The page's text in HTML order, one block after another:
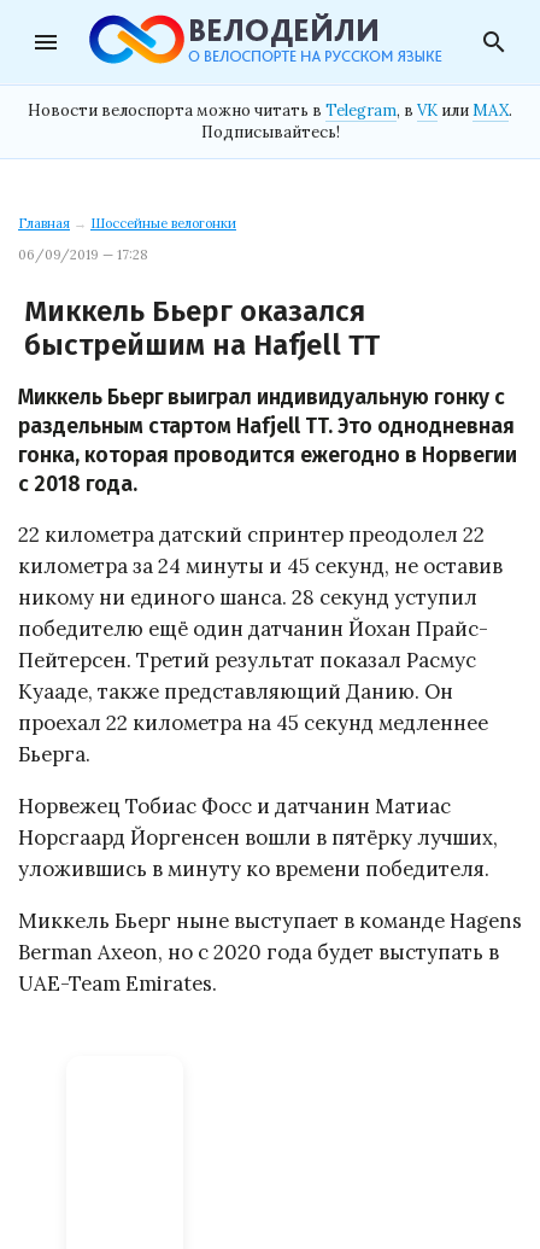
menu search
Новости велоспорта можно читать в Telegram, в VK илиMAX.
Подписывайтесь!
Главная → Шоссейные велогонки
06/09/2019 — 17:28
Миккель Бьерг оказался
быстрейшим на Hafjell TT
Миккель Бьерг выиграл индивидуальную гонку с
раздельным стартом Hafjell TT. Это однодневная
гонка, которая проводится ежегодно в Норвегии
с 2018 года.
22 километра датский спринтер преодолел 22
километра за 24 минуты и 45 секунд, не оставив
никому ни единого шанса. 28 секунд уступил
победителю ещё один датчанин Йохан Прайс-
Пейтерсен. Третий результат показал Расмус
Куааде, также представляющий Данию. Он
проехал 22 километра на 45 секунд медленнее
Бьерга.
Норвежец Тобиас Фосс и датчанин Матиас
Норсгаард Йоргенсен вошли в пятёрку лучших,
уложившись в минуту ко времени победителя.
Миккель Бьерг ныне выступает в команде Hagens
Berman Axeon, но с 2020 года будет выступать в
UAE-Team Emirates.